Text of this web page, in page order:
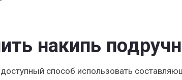
накипь
способ использовать